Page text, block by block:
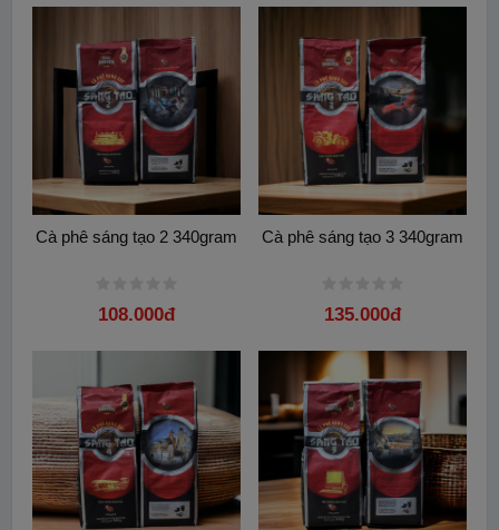
Cà phê sáng tạo 2 340gram
108.000đ
Cà phê sáng tạo 3 340gram
135.000đ